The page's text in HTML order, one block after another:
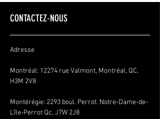
CONTACTEZ-NOUS
Adresse
Montréal: 12274 rue Valmont, Montréal, QC,
H3M 2V8
Montérégie: 2293 boul. Perrot. Notre-Dame-de-
L'île-Perrot Qc, J7W 2J8